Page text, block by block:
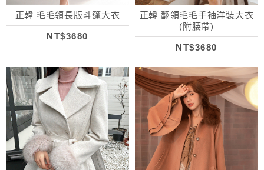
正韓 毛毛領長版斗篷大衣
NT$3680
正韓 翻領毛毛手袖洋裝大衣
(附腰帶)
NT$3680